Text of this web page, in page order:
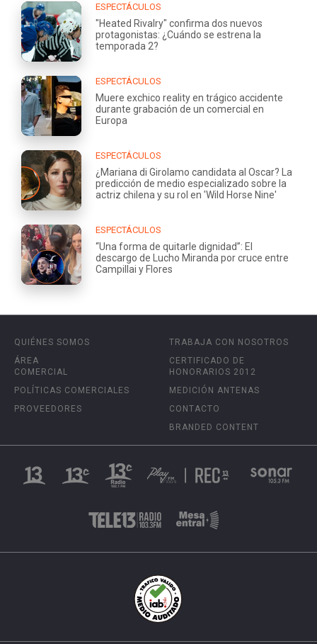
ESPECTÁCULOS
"Heated Rivalry" confirma dos nuevos
protagonistas: ¿Cuándo se estrena la
temporada 2?
ESPECTÁCULOS
Muere exchico reality en trágico accidente
durante grabación de un comercial en
Europa
ESPECTÁCULOS
¿Mariana di Girolamo candidata al Oscar? La
predicción de medio especializado sobre la
actriz chilena y su rol en 'Wild Horse Nine'
ESPECTÁCULOS
“Una forma de quitarle dignidad”: El
descargo de Lucho Miranda por cruce entre
Campillai y Flores
QUIÉNES SOMOS
ÁREA
COMERCIAL
POLÍTICAS COMERCIALES
PROVEEDORES
TRABAJA CON NOSOTROS
CERTIFICADO DE
HONORARIOS 2012
MEDICIÓN ANTENAS
CONTACTO
BRANDED CONTENT